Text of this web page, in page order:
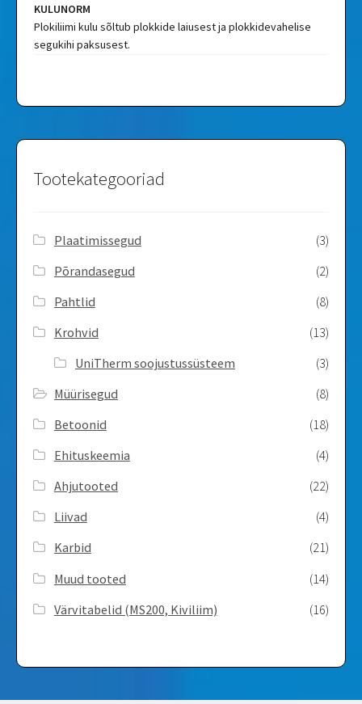
KULUNORM
Plokiliimi kulu sõltub plokkide laiusest ja plokkidevahelise
segukihi paksusest.
Tootekategooriad
Plaatimissegud
(3)
Põrandasegud
(2)
Pahtlid
(8)
Krohvid
(13)
UniTherm soojustussüsteem
(3)
Müürisegud
(8)
Betoonid
(18)
Ehituskeemia
(4)
Ahjutooted
(22)
Liivad
(4)
Karbid
(21)
Muud tooted
(14)
Värvitabelid ­(MS200, Kiviliim)
(16)